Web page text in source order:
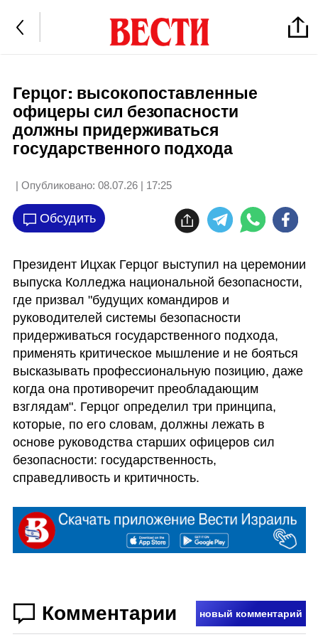
Герцог: высокопоставленные
офицеры сил безопасности
должны придерживаться
государственного подхода
| Опубликовано: 08.07.26 | 17:25
Обсудить
Президент Ицхак Герцог выступил на церемонии
выпуска Колледжа национальной безопасности,
где призвал "будущих командиров и
руководителей системы безопасности
придерживаться государственного подхода,
применять критическое мышление и не бояться
высказывать профессиональную позицию, даже
когда она противоречит преобладающим
взглядам". Герцог определил три принципа,
которые, по его словам, должны лежать в
основе руководства старших офицеров сил
безопасности: государственность,
справедливость и критичность.
Комментарии новый комментарий